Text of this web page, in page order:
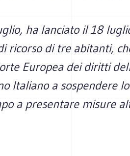
ha lanciato il 18
ricorso di tre abitanti,
Europea dei diritti
Italiano a sospendere
a presentare misure